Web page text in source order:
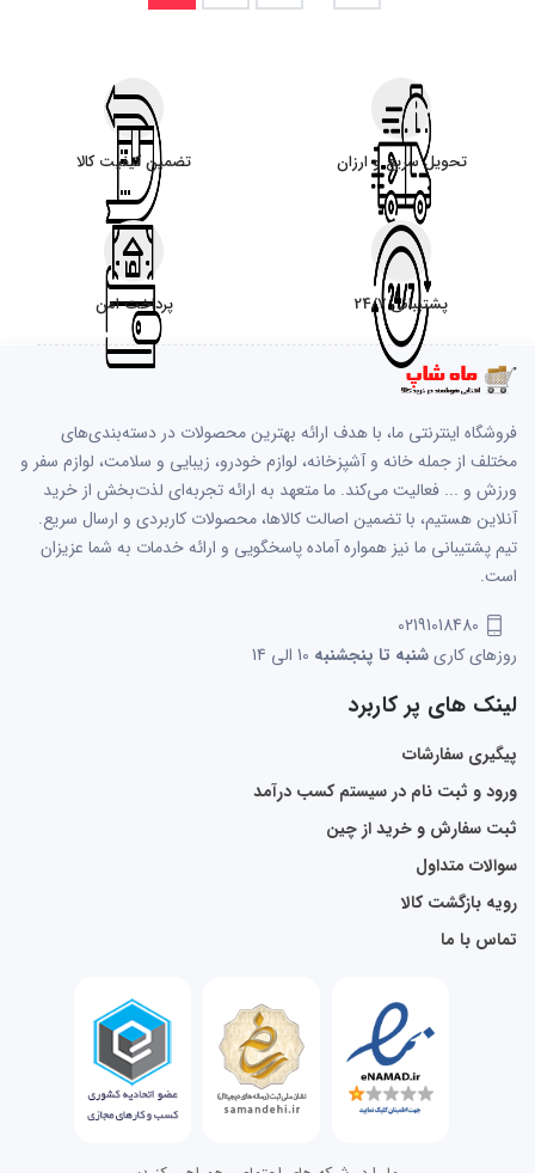
تحویل سریع و ارزان تضمین کیفیت کالا
پشتیبانی 24/7 پرداخت امن
فروشگاه اینترنتی ما، با هدف ارائه بهترین محصولات در دسته‌بندی‌های
مختلف از جمله خانه و آشپزخانه، لوازم خودرو، زیبایی و سلامت، لوازم سفر و
ورزش و ... فعالیت می‌کند. ما متعهد به ارائه تجربه‌ای لذت‌بخش از خرید
آنلاین هستیم، با تضمین اصالت کالاها، محصولات کاربردی و ارسال سریع.
تیم پشتیبانی ما نیز همواره آماده پاسخگویی و ارائه خدمات به شما عزیزان
است.
02191018480
روزهای کاریشنبه تا پنجشنبه
لینک های پر کاربرد
پیگیری سفارشات
ورود و ثبت نام در سیستم کسب درآمد
ثبت سفارش و خرید از چین
سوالات متداول
رویه بازگشت کالا
تماس با ما